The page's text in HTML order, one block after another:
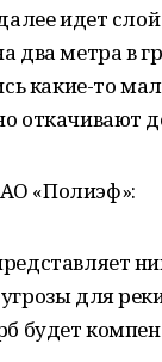
идет
метра в
какие-то
откачивают
«Полиэф»:
для
будет